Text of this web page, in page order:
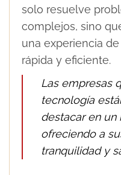
solo resuelve
complejos, sino
una experiencia
rápida y eficiente.
Las empresas
tecnología
destacar en
ofreciendo a
tranquilidad y